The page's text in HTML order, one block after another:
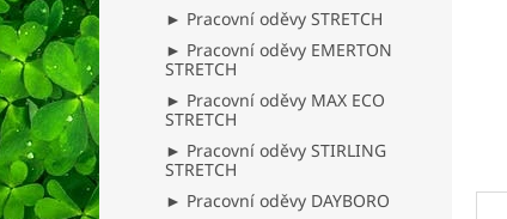
l
► Pracovní oděvy STRETCH
► Pracovní oděvy EMERTON
STRETCH
► Pracovní oděvy MAX ECO
STRETCH
► Pracovní oděvy STIRLING
STRETCH
► Pracovní oděvy DAYBORO